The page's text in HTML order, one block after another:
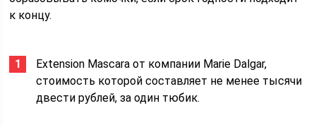
к концу.
Extension Mascara от компании Marie Dalgar,
стоимость которой составляет не менее тысячи
двести рублей, за один тюбик.